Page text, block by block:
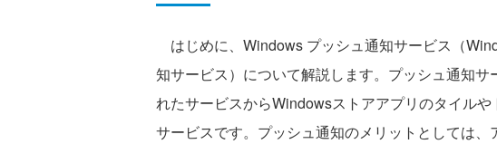
はじめに、Windows プッシュ通知サービス（
知サービス）について解説します。プッシュ通知
れたサービスからWindowsストアアプリのタイル
サービスです。プッシュ通知のメリットとしては